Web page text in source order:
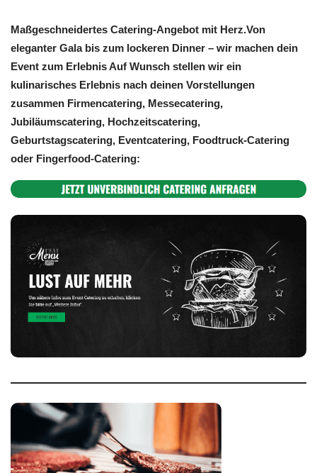
Maßgeschneidertes Catering-Angebot mit Herz.Von
eleganter Gala bis zum lockeren Dinner – wir machen dein
Event zum Erlebnis Auf Wunsch stellen wir ein
kulinarisches Erlebnis nach deinen Vorstellungen
zusammen Firmencatering, Messecatering,
Jubiläumscatering, Hochzeitscatering,
Geburtstagscatering, Eventcatering, Foodtruck-Catering
oder Fingerfood-Catering: